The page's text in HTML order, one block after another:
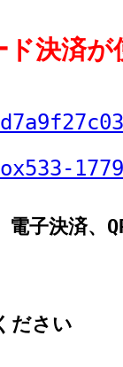
ド決済が
子決済、
ださい